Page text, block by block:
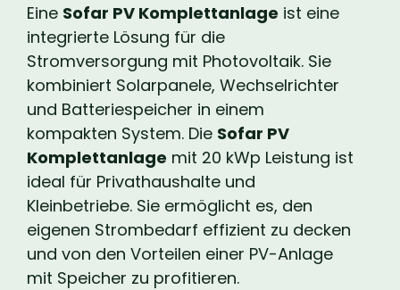
Eine Sofar PV Komplettanlage ist eine
integrierte Lösung für die
Stromversorgung mit Photovoltaik. Sie
kombiniert Solarpanele, Wechselrichter
und Batteriespeicher in einem
kompakten System. Die Sofar PV
Komplettanlage mit 20 kWp Leistung ist
ideal für Privathaushalte und
Kleinbetriebe. Sie ermöglicht es, den
eigenen Strombedarf effizient zu decken
und von den Vorteilen einer PV-Anlage
mit Speicher zu profitieren.